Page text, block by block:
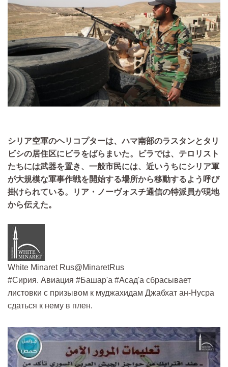
シリア空軍のヘリコプターは、ハマ南部のラスタンとタリ
ビシの居住区にビラをばらまいた。ビラでは、テロリスト
たちには武器を置き、一般市民には、近いうちにシリア軍
が大規模な軍事作戦を開始する場所から移動するよう呼び
掛けられている。リア・ノーヴォスチ通信の特派員が現地
から伝えた。
White Minaret Rus‏@MinaretRus
#Сирия. Авиация #Башар'а #Асад'а сбрасывает
листовки с призывом к муджахидам Джабхат ан-Нусра
сдаться к нему в плен.